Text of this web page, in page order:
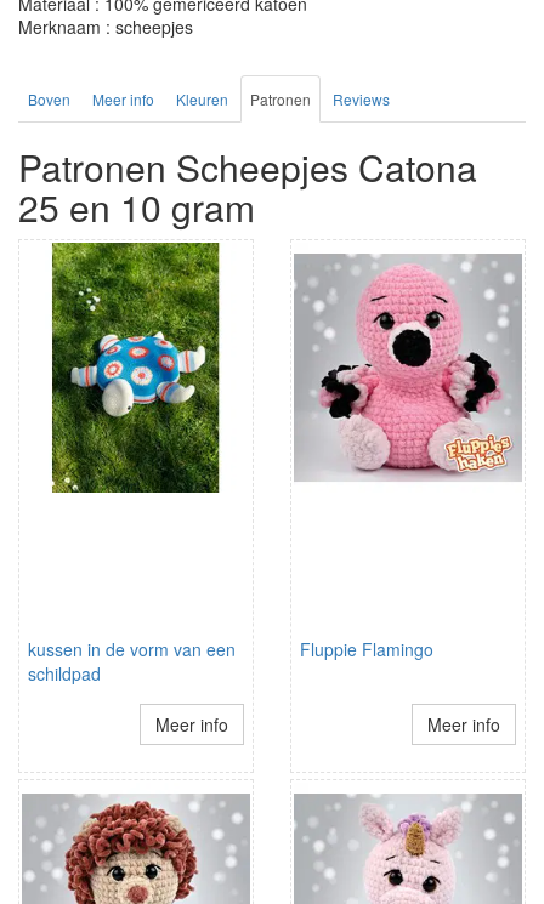
Merknaam : scheepjes
Boven Meer info Kleuren Patronen Reviews
Patronen Scheepjes Catona
25 en 10 gram
kussen in de vorm van een
schildpad
Meer info
Fluppie Flamingo
Meer info